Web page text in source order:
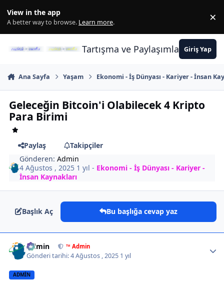
View in the app
A better way to browse. Learn more. ×
Tartışma ve PaylaşımlarınGiriş Yap
Ana Sayfa Yaşam Ekonomi - İş Dünyası - Kariyer - İnsan
Geleceğin Bitcoin'i Olabilecek 4 Kripto
Para Birimi
Paylaş
Takipçiler
Gönderen:Admin
4 Ağustos , 2025 1 yıl - Ekonomi - İş Dünyası - Kariyer -
İnsan Kaynakları
Başlık Aç Bu başlığa cevap yaz
Admin ™ Admin
Gönderi tarihi:4 Ağustos , 2025 1 yıl
ADMIN